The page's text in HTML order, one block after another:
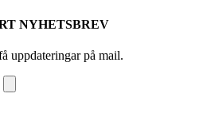
NYHETSBREV
uppdateringar på mail.